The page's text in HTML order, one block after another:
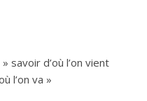
savoir d’où l’on vient
l’on va »